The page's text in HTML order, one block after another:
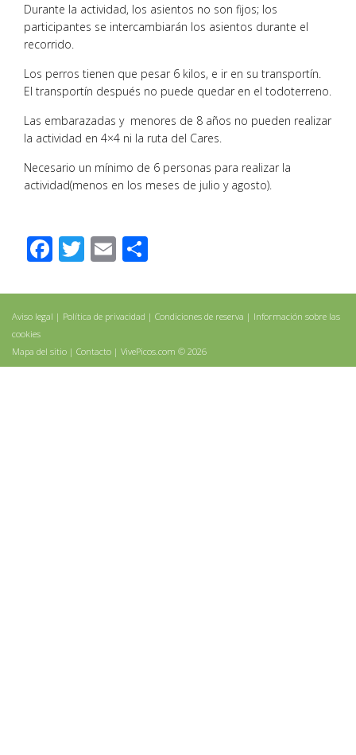
Durante la actividad, los asientos no son fijos; los
participantes se intercambiarán los asientos durante el
recorrido.
Los perros tienen que pesar 6 kilos, e ir en su transportín.
El transportín después no puede quedar en el todoterreno.
Las embarazadas y menores de 8 años no pueden realizar
la actividad en 4×4 ni la ruta del Cares.
Necesario un mínimo de 6 personas para realizar la
actividad(menos en los meses de julio y agosto).
Facebook
Twitter
Email
Aviso legal | Política de privacidad | Condiciones de reserva | Información sobre las
cookies
Mapa del sitio | Contacto | VivePicos.com © 2026